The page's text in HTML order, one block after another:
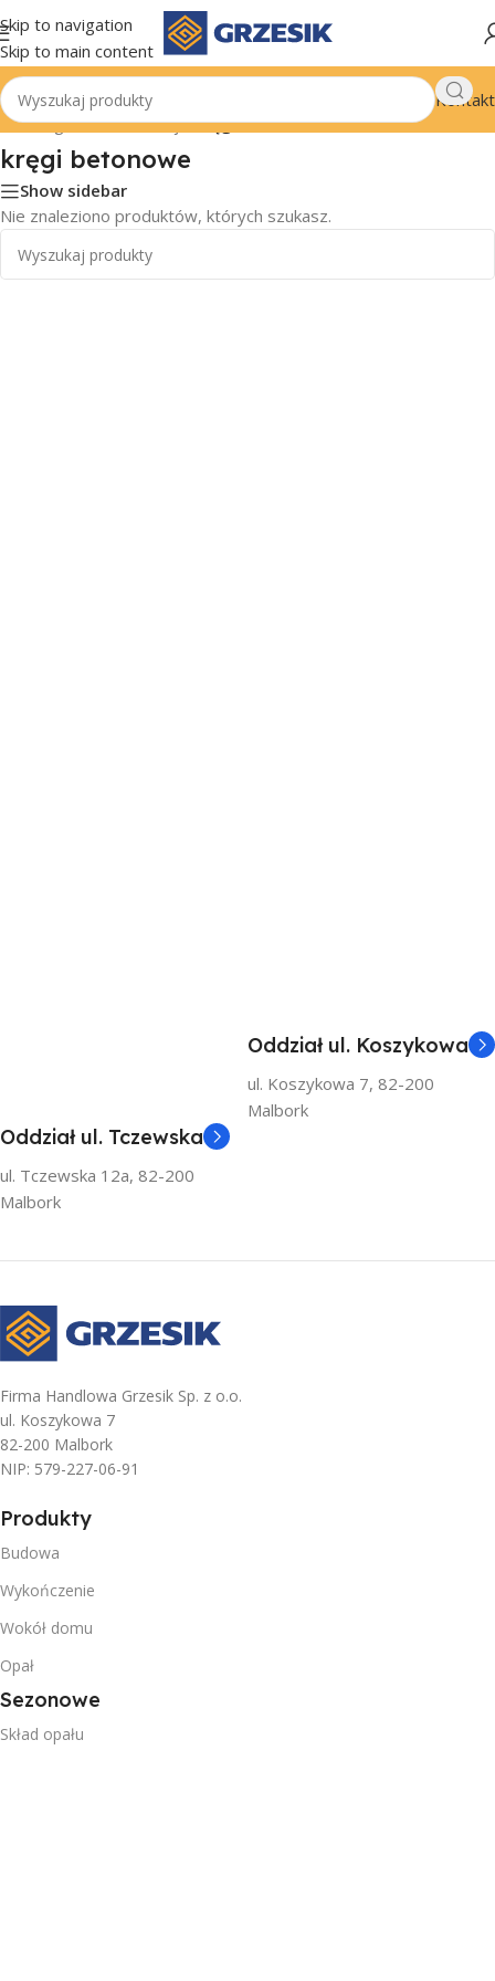
Skip to navigation
Skip to main content
Kontakt
Strona główna/Instalacje/kręgi betonowe
kręgi betonowe
Show sidebar
Nie znaleziono produktów, których szukasz.
Oddział ul. Koszykowa
ul. Koszykowa 7, 82-200
Malbork
Oddział ul. Tczewska
ul. Tczewska 12a, 82-200
Malbork
Firma Handlowa Grzesik Sp. z o.o.
ul. Koszykowa 7
82-200 Malbork
NIP: 579-227-06-91
Produkty
Budowa
Wykończenie
Wokół domu
Opał
Sezonowe
Skład opału